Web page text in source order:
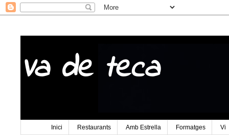
Va de teca
Inici Restaurants Amb Estrella Formatges Vi